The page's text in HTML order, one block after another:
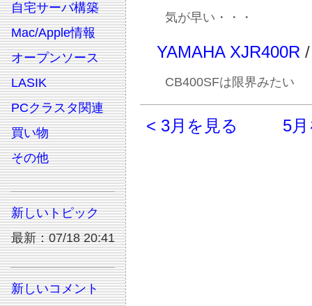
自宅サーバ構築
Mac/Apple情報
オープンソース
LASIK
PCクラスタ関連
買い物
その他
新しいトピック
最新：07/18 20:41
新しいコメント
気が早い・・・
YAMAHA XJR400R
CB400SFは限界みたい
< 3月を見る 5